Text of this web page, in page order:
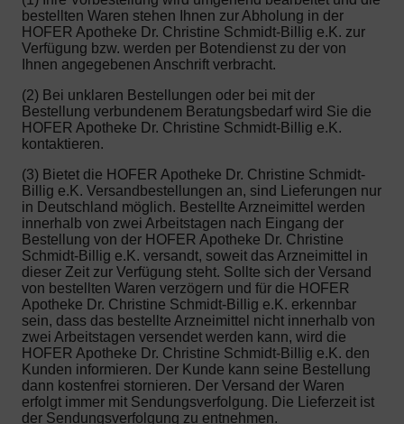
bestellten Waren stehen Ihnen zur Abholung in der
HOFER Apotheke Dr. Christine Schmidt-Billig e.K. zur
Verfügung bzw. werden per Botendienst zu der von
Ihnen angegebenen Anschrift verbracht.
(2) Bei unklaren Bestellungen oder bei mit der
Bestellung verbundenem Beratungsbedarf wird Sie die
HOFER Apotheke Dr. Christine Schmidt-Billig e.K.
kontaktieren.
(3) Bietet die HOFER Apotheke Dr. Christine Schmidt-
Billig e.K. Versandbestellungen an, sind Lieferungen nur
in Deutschland möglich. Bestellte Arzneimittel werden
innerhalb von zwei Arbeitstagen nach Eingang der
Bestellung von der HOFER Apotheke Dr. Christine
Schmidt-Billig e.K. versandt, soweit das Arzneimittel in
dieser Zeit zur Verfügung steht. Sollte sich der Versand
von bestellten Waren verzögern und für die HOFER
Apotheke Dr. Christine Schmidt-Billig e.K. erkennbar
sein, dass das bestellte Arzneimittel nicht innerhalb von
zwei Arbeitstagen versendet werden kann, wird die
HOFER Apotheke Dr. Christine Schmidt-Billig e.K. den
Kunden informieren. Der Kunde kann seine Bestellung
dann kostenfrei stornieren. Der Versand der Waren
erfolgt immer mit Sendungsverfolgung. Die Lieferzeit ist
der Sendungsverfolgung zu entnehmen.